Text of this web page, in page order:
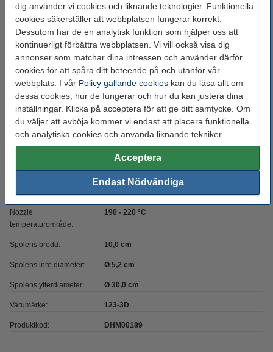
dig använder vi cookies och liknande teknologier. Funktionella
cookies säkerställer att webbplatsen fungerar korrekt.
Dessutom har de en analytisk funktion som hjälper oss att
kontinuerligt förbättra webbplatsen. Vi vill också visa dig
annonser som matchar dina intressen och använder därför
cookies för att spåra ditt beteende på och utanför vår
webbplats. I vår Policy gällande cookies kan du läsa allt om
dessa cookies, hur de fungerar och hur du kan justera dina
inställningar. Klicka på acceptera för att ge ditt samtycke. Om
du väljer att avböja kommer vi endast att placera funktionella
och analytiska cookies och använda liknande tekniker.
Acceptera
Endast Nödvändiga
Produkt type: PLA
Ersätter artikelnummer:: DFP01072
Densitet gcm³: 1,24 g/cm³
Filament diameter: 2,85 mm
Filament rundhet: >95 %
Färg: Röd
0 - 50 °C
Material: PLA
Max avvikelse: ± 0,10 mm
Nozzle
temperaturområde:
190 - 220 °C
Spolens bredd: 10,0 cm
Spolens inre diameter: Ø 5,2 cm
Spolens ytterdiameter: Ø 30,0 cm
Varumärke: 123-3D
Produktkod: DHM00189